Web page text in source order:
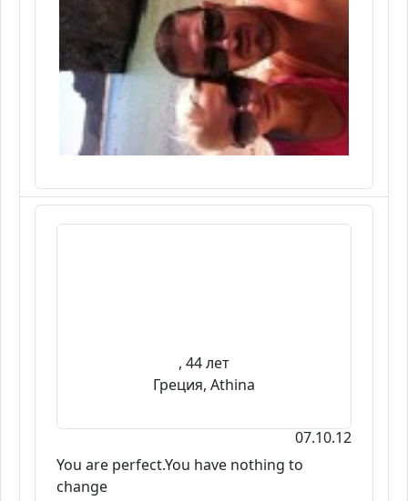
, 44 лет
Греция, Athina
07.10.12
You are perfect.You have nothing to
change